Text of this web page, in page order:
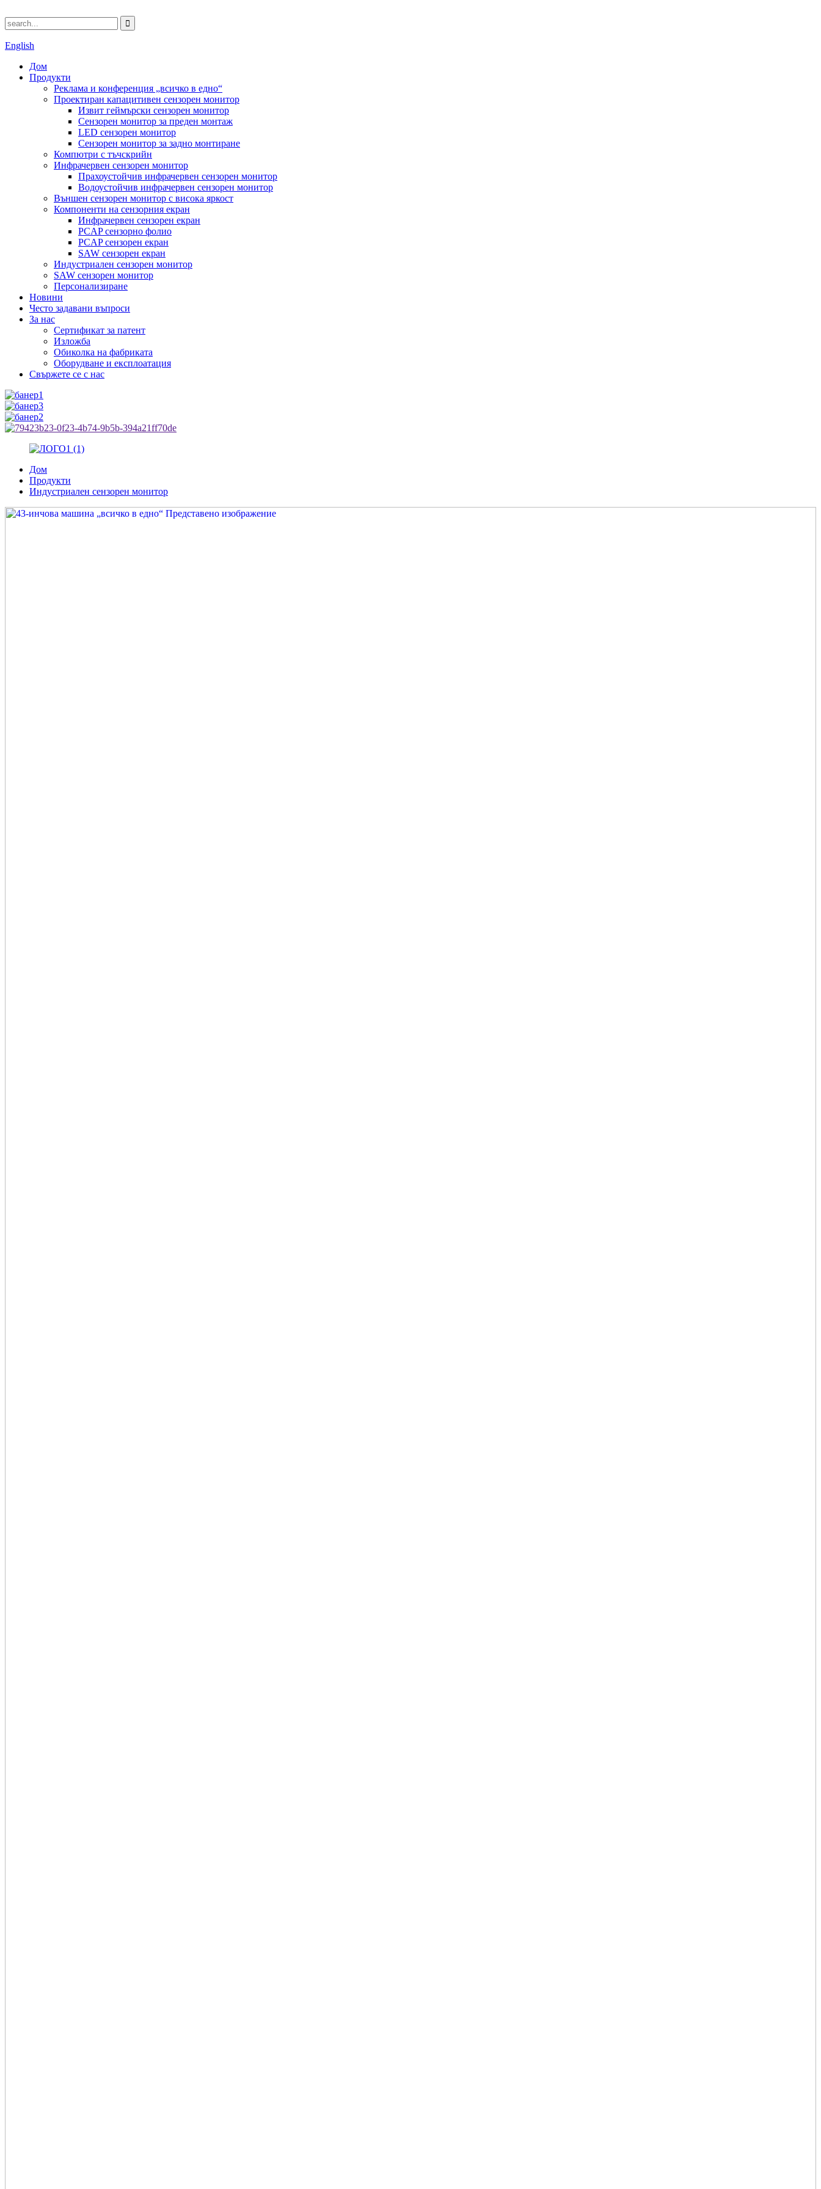
English
Дом
Продукти
Реклама и конференция „всичко в едно“
Проектиран капацитивен сензорен монитор
Извит геймърски сензорен монитор
Сензорен монитор за преден монтаж
LED сензорен монитор
Сензорен монитор за задно монтиране
Компютри с тъчскрийн
Инфрачервен сензорен монитор
Прахоустойчив инфрачервен сензорен монитор
Водоустойчив инфрачервен сензорен монитор
Външен сензорен монитор с висока яркост
Компоненти на сензорния екран
Инфрачервен сензорен екран
PCAP сензорно фолио
PCAP сензорен екран
SAW сензорен екран
Индустриален сензорен монитор
SAW сензорен монитор
Персонализиране
Новини
Често задавани въпроси
За нас
Сертификат за патент
Изложба
Обиколка на фабриката
Оборудване и експлоатация
Свържете се с нас
Дом
Продукти
Индустриален сензорен монитор